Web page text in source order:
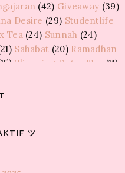
dyan zakhi
(42) Giveaway (39)
Desire (29) Studentlife
Tea (24) Sunnah (24)
Sahabat (20) Ramadhan
Slimming Detox Tea (11)
(6)
(4) Cerita Ramadhan
ツ